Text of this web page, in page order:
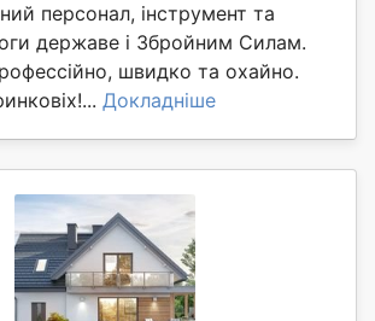
персонал, інструмент та
державе і Збройним Силам.
швидко та охайно.
Докладніше